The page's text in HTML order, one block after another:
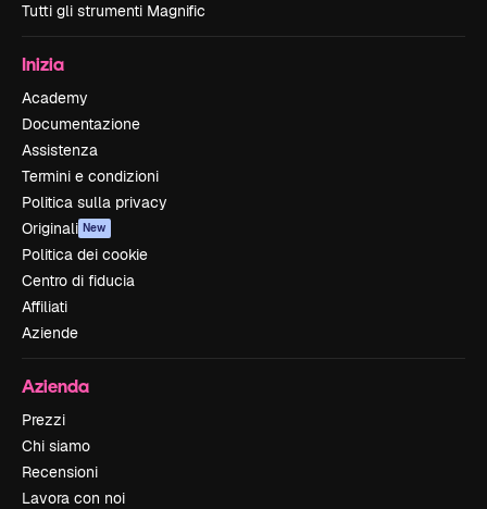
Tutti gli strumenti Magnific
Inizia
Academy
Documentazione
Assistenza
Termini e condizioni
Politica sulla privacy
Originali New
Politica dei cookie
Centro di fiducia
Affiliati
Aziende
Azienda
Prezzi
Chi siamo
Recensioni
Lavora con noi